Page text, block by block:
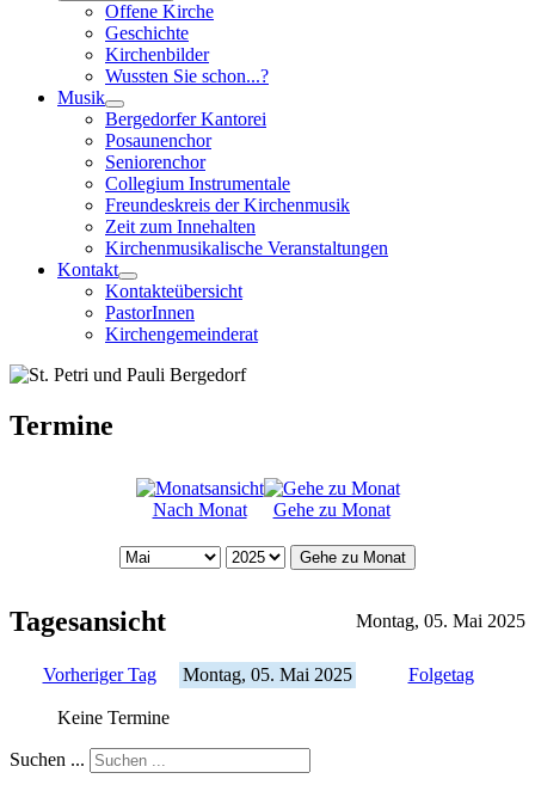
Offene Kirche
Geschichte
Kirchenbilder
Wussten Sie schon...?
Musik
Bergedorfer Kantorei
Posaunenchor
Seniorenchor
Collegium Instrumentale
Freundeskreis der Kirchenmusik
Zeit zum Innehalten
Kirchenmusikalische Veranstaltungen
Kontakt
Kontakteübersicht
PastorInnen
Kirchengemeinderat
Termine
Nach Monat Gehe zu Monat
Gehe zu Monat
Tagesansicht Montag, 05. Mai 2025
Vorheriger Tag Montag, 05. Mai 2025 Folgetag
Keine Termine
Suchen ...